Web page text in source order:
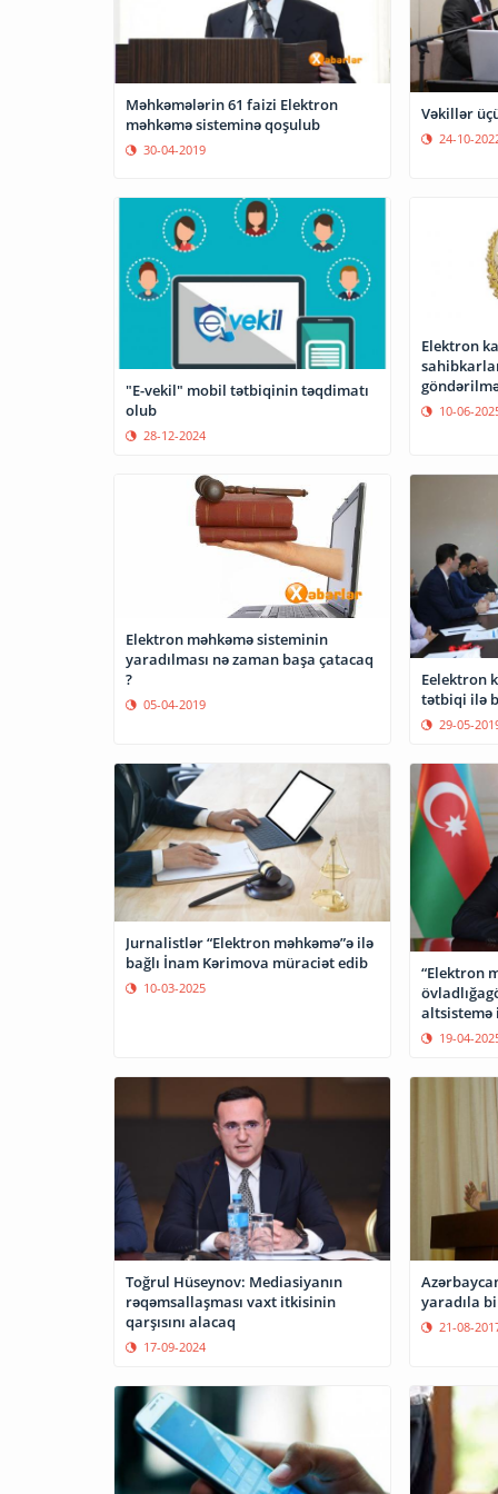
Məhkəmələrin 61 faizi Elektron
məhkəmə sisteminə qoşulub
30-04-2019
Vəkillər
24-10-
"E-vekil" mobil tətbiqinin təqdimatı
olub
28-12-2024
Elektron
10-06-
Elektron məhkəmə sisteminin
yaradılması nə zaman başa çatacaq
?
05-04-2019
Eelektron
29-05-
Jurnalistlər “Elektron məhkəmə”ə ilə
bağlı İnam Kərimova müraciət edib
10-03-2025
“Elektron
altsistemə
19-04-
Toğrul Hüseynov: Mediasiyanın
rəqəmsallaşması vaxt itkisinin
qarşısını alacaq
17-09-2024
yaradıla
21-08-